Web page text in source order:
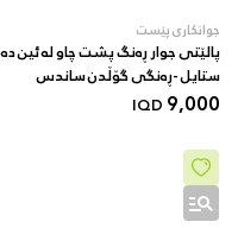
جوانکاری پێست
پالێتی جوار ڕەنگ پشت چاو لە ئین دە
ستایل -ڕەنگی گۆڵدن ساندس
9,000
IQD